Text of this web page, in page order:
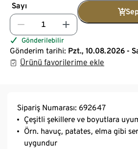
Sayı
Gönderilebilir
Gönderim tarihi: Pzt., 10.08.2026 -
Ürünü favorilerime ekle
Sipariş Numarası: 692647
Çeşitli şekillere ve boyutlara
Örn. havuç, patates, elma gibi
uygundur